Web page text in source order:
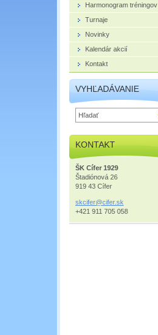
Harmonogram tréningov
Turnaje
Novinky
Kalendár akcií
Kontakt
VYHĽADÁVANIE
KONTAKT
ŠK Cífer 1929
Štadiónová 26
919 43 Cífer
skcifer@cifer.sk
+421 911 705 058